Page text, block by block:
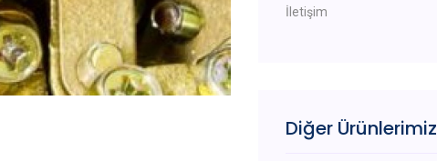
İletişim
Diğer Ürünlerimiz